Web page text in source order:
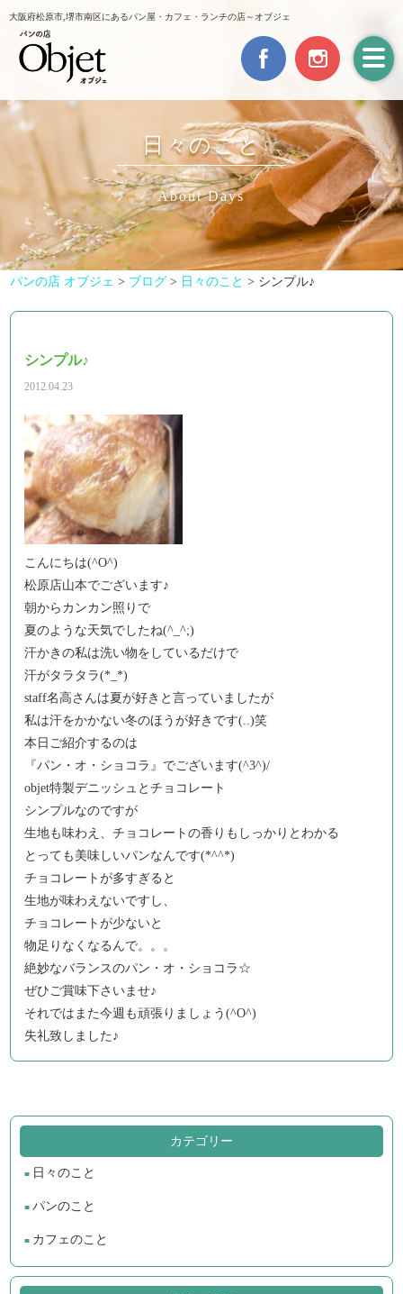
大阪府松原市,堺市南区にあるパン屋・カフェ・ランチの店～オブジェ
日々のこと
About Days
パンの店 オブジェ > ブログ > 日々のこと > シンプル♪
シンプル♪
2012.04.23
こんにちは(^O^)
松原店山本でございます♪
朝からカンカン照りで
夏のような天気でしたね(^_^;)
汗かきの私は洗い物をしているだけで
汗がタラタラ(*_*)
staff名高さんは夏が好きと言っていましたが
私は汗をかかない冬のほうが好きです(..)笑
本日ご紹介するのは
『パン・オ・ショコラ』でございます(^3^)/
objet特製デニッシュとチョコレート
シンプルなのですが
生地も味わえ、チョコレートの香りもしっかりとわかる
とっても美味しいパンなんです(*^^*)
チョコレートが多すぎると
生地が味わえないですし、
チョコレートが少ないと
物足りなくなるんで。。。
絶妙なバランスのパン・オ・ショコラ☆
ぜひご賞味下さいませ♪
それではまた今週も頑張りましょう(^O^)
失礼致しました♪
カテゴリー
日々のこと
パンのこと
カフェのこと